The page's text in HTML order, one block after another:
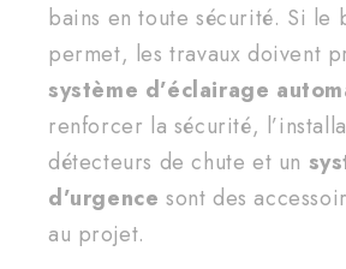
bains en toute sécurité. Si le
permet, les travaux doivent
système d’éclairage
renforcer la sécurité,
détecteurs de chute et un
d’urgence sont des
au projet.